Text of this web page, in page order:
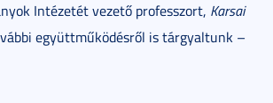
Intézetét vezető professzort, Karsai
együttműködésről is tárgyaltunk –